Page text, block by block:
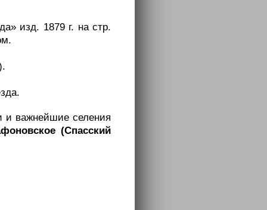
изд. 1879 г. на стр.
и важнейшие селения
(Спасский